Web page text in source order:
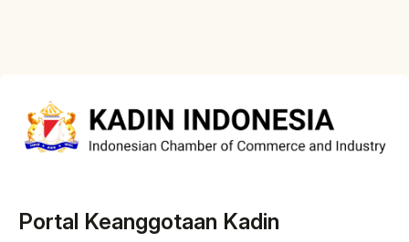
Portal Keanggotaan Kadin